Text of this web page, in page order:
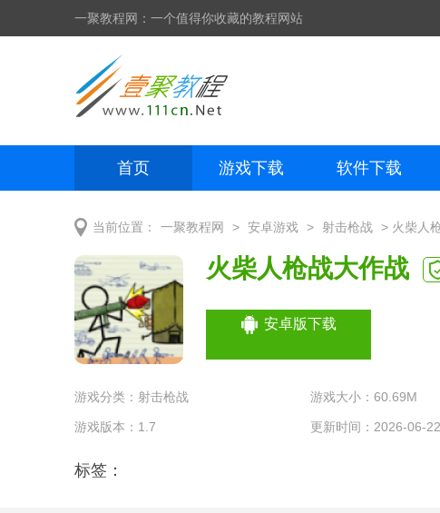
一聚教程网：一个值得你收藏的教程网站
首页 游戏下载 软件下载
当前位置： 一聚教程网 > 安卓游戏 > 射击枪战 > 火柴人
火柴人枪战大作战
安卓版下载
游戏分类： 射击枪战 游戏大小：60.69M
游戏版本：1.7 更新时间：2026-06-
标签：